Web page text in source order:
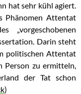
hat sehr kühl agiert.
Phänomen Attentat
„vorgeschobenen
Darin steht
politischen Attentat
Person zu ermitteln,
der Tat schon
)